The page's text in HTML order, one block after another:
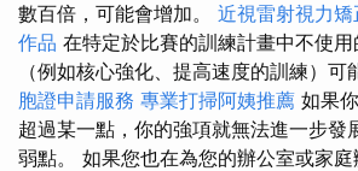
數百倍，可能會增加。 近視雷射視力矯
作品 在特定於比賽的訓練計畫中不使
（例如核心強化、提高速度的訓練）可
胞證申請服務 專業打掃阿姨推薦 如果
超過某一點，你的強項就無法進一步發
弱點。 如果您也在為您的辦公室或家